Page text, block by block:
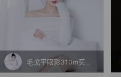
毛戈平眼影310m买正送正！